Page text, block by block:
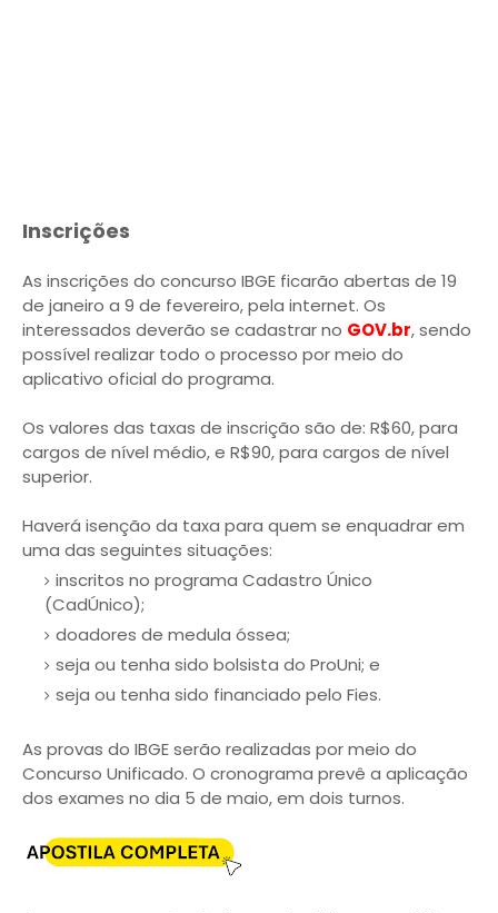
Inscrições
As inscrições do concurso IBGE ficarão abertas de 19
de janeiro a 9 de fevereiro, pela internet. Os
interessados deverão se cadastrar no GOV.br, sendo
possível realizar todo o processo por meio do
aplicativo oficial do programa.
Os valores das taxas de inscrição são de: R$60, para
cargos de nível médio, e R$90, para cargos de nível
superior.
Haverá isenção da taxa para quem se enquadrar em
uma das seguintes situações:
inscritos no programa Cadastro Único
(CadÚnico);
doadores de medula óssea;
seja ou tenha sido bolsista do ProUni; e
seja ou tenha sido financiado pelo Fies.
As provas do IBGE serão realizadas por meio do
Concurso Unificado. O cronograma prevê a aplicação
dos exames no dia 5 de maio, em dois turnos.